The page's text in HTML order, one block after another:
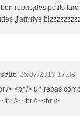
repas,des petits
,j'arrrrive
25/07/2013 17:08
/> <br /> un repas
<br /> <br /> <br />